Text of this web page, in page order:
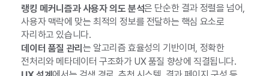
랭킹 메커니즘과 사용자 의도 분석은 단순한 결과 정렬을 넘어,
사용자 맥락에 맞는 최적의 정보를 전달하는 핵심 요소로
자리하고 있습니다.
데이터 품질 관리 는 알고리즘 효율성의 기반이며, 정확한
전처리와 메타데이터 구조화가 UX 품질 향상에 직결됩니다.